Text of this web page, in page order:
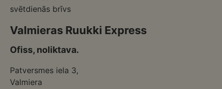
svētdienās brīvs
Valmieras Ruukki Express
Ofiss, noliktava.
Patversmes iela 3,
Valmiera